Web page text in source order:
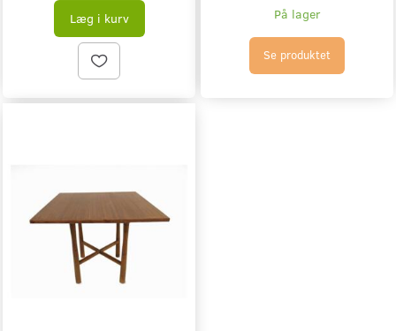
Læg i kurv
På lager
Se produktet